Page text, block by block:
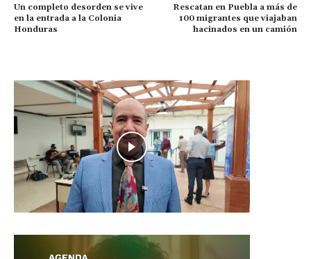
Un completo desorden se vive
en la entrada a la Colonia
Honduras
Rescatan en Puebla a más de
100 migrantes que viajaban
hacinados en un camión